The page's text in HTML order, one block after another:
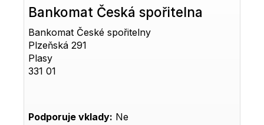
Bankomat Česká spořitelna
Bankomat České spořitelny
Plzeňská 291
Plasy
331 01
Podporuje vklady: Ne